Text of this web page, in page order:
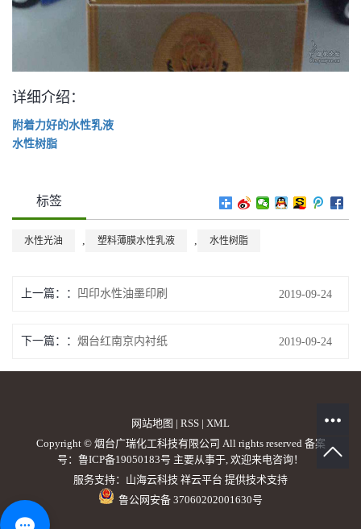
详细介绍：
附着力好的水性乳液
水性树脂
标签
水性光油 , 塑料薄膜水性乳液 , 水性树脂
上一篇： 凹印水性油墨印刷 2019-09-24
下一篇： 烟台红南京内衬纸 2019-09-24
网站地图 | RSS | XML
Copyright © 烟台广瑞化工科技有限公司 All rights reserved 备案
号： 鲁ICP备19050183号 主要从事于, 欢迎来电咨询！
服务支持： 山海云科技 祥云平台 提供技术支持
鲁公网安备 37060202001630号